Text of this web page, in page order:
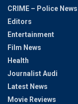
CRIME – Police News
Editors
Entertainment
Film News
Health
Journalist Audi
Latest News
Movie Reviews